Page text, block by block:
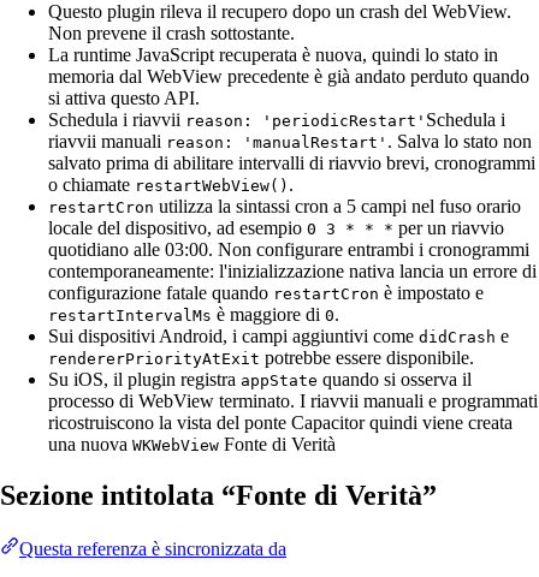
Questo plugin rileva il recupero dopo un crash del WebView.
Non prevene il crash sottostante.
La runtime JavaScript recuperata è nuova, quindi lo stato in
memoria dal WebView precedente è già andato perduto quando
si attiva questo API.
Schedula i riavvii reason: 'periodicRestart' Schedula i
riavvii manuali reason: 'manualRestart' . Salva lo stato non
salvato prima di abilitare intervalli di riavvio brevi, cronogrammi
o chiamate restartWebView() .
restartCron utilizza la sintassi cron a 5 campi nel fuso orario
locale del dispositivo, ad esempio 0 3 * * * per un riavvio
quotidiano alle 03:00. Non configurare entrambi i cronogrammi
contemporaneamente: l'inizializzazione nativa lancia un errore di
configurazione fatale quando restartCron è impostato e
restartIntervalMs è maggiore di 0.
Sui dispositivi Android, i campi aggiuntivi come didCrash e
rendererPriorityAtExit potrebbe essere disponibile.
Su iOS, il plugin registra appState quando si osserva il
processo di WebView terminato. I riavvii manuali e programmati
ricostruiscono la vista del ponte Capacitor quindi viene creata
una nuova WKWebView Fonte di Verità
Sezione intitolata “Fonte di Verità”
Questa referenza è sincronizzata da